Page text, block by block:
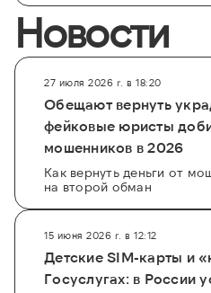
Новости
27 июля 2026 г. в 18:20
Обещают вернуть
фейковые юристы
мошенников в 2026
Как вернуть деньги от
на второй обман
15 июня 2026 г. в 12:12
Детские SIM-карты и
Госуслугах: в России